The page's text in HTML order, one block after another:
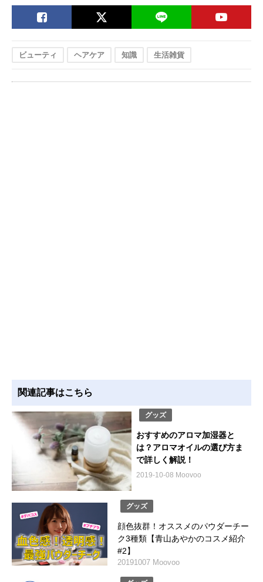
ビューティ ヘアケア 知識 生活雑貨
関連記事はこちら
グッズ
おすすめのアロマ加湿器と
は？アロマオイルの選び方ま
で詳しく解説！
2019-10-08 Moovoo
グッズ
顔色抜群！オススメのパウダーチー
ク3種類【青山あやかのコスメ紹介
#2】
20191007 Moovoo